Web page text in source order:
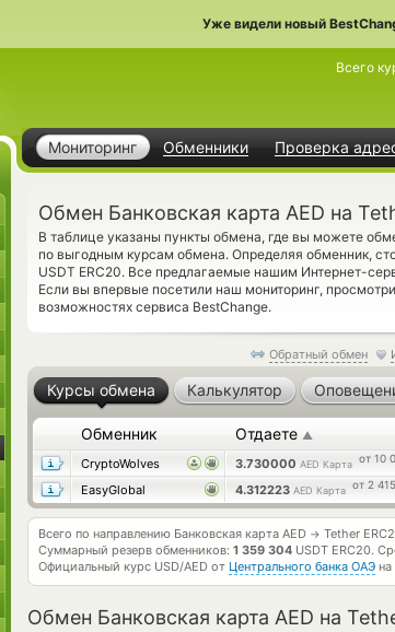
Уже видели новый
Мониторинг Обменники Проверка
Всего
Обмен Банковская карта AED на
В таблице указаны пункты обмена, где вы можете
по выгодным курсам обмена. Определяя обменник,
USDT ERC20. Все предлагаемые нашим Интернет-
Если вы впервые посетили наш мониторинг,
возможностях сервиса BestChange.
Обратный обмен
Курсы обмена Калькулятор
Обменник Отдаете ▲
CryptoWolves 3.730000 AED Карта от 10
EasyGlobal
4.312223 AED Карта от 2 415
Всего по направлению Банковская карта AED → Tether
Суммарный резерв обменников: 1 359 304 USDT ERC20.
Официальный курс USD/AED от Центрального банка ОАЭ на
Обмен Банковская карта AED на